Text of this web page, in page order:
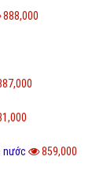
888,000
nước 859,000